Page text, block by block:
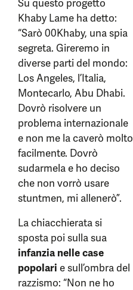
Su questo progetto
Khaby Lame ha detto:
“Sarò 00Khaby, una spia
segreta. Gireremo in
diverse parti del mondo:
Los Angeles, l’Italia,
Montecarlo, Abu Dhabi.
Dovrò risolvere un
problema internazionale
e non me la caverò molto
facilmente. Dovrò
sudarmela e ho deciso
che non vorrò usare
stuntmen, mi allenerò”.
La chiacchierata si
sposta poi sulla sua
infanzia nellecase
popolari e sull’ombra del
razzismo: “Non ne ho